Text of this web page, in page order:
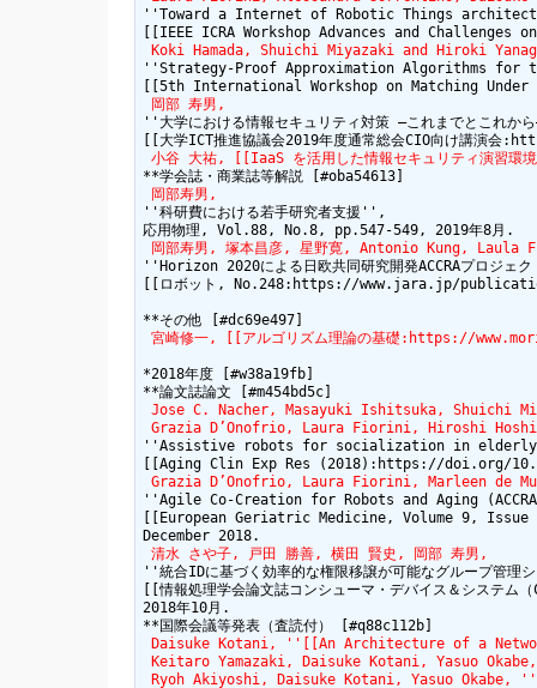
''Toward a Internet of Robotic Things
Koki Hamada, Shuichi Miyazaki and Hiroki
''Strategy-Proof Approximation Algorithms for
岡部 寿男,
''大学における情報セキュリティ対策 ―これまでとこれ
小谷 大祐, [[IaaS を活用した情報セキュリティ演
岡部寿男,
''科研費における若手研究者支援'',
岡部寿男, 塚本昌彦, 星野寛, Antonio Kung,
''Horizon 2020による日欧共同研究開発ACCRAプロジェ
[[ロボット, No.248:https://www.jara.jp/
宮崎修一, [[アルゴリズム理論の基礎:https://
*2018年度 [#w38a19fb]
Jose C. Nacher, Masayuki Ishitsuka, Shuichi
Grazia D’Onofrio, Laura Fiorini, Hiroshi
''Assistive robots for socialization in
Grazia D’Onofrio, Laura Fiorini, Marleen de
''Agile Co-Creation for Robots and Aging
[[European Geriatric Medicine, Volume 9,
清水 さや子, 戸田 勝善, 横田 賢史, 岡部 寿男,
''統合IDに基づく効率的な権限移譲が可能なグループ管理
[[情報処理学会論文誌コンシューマ・デバイス＆
2018年10月.
Daisuke Kotani, ''[[An Architecture of a
Keitaro Yamazaki, Daisuke Kotani, Yasuo
Ryoh Akiyoshi, Daisuke Kotani, Yasuo Okabe,